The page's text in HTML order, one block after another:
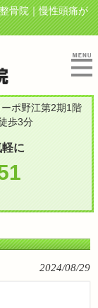
骨院｜慢性頭痛が
ポ野江第2期1階
歩3分
に
2024/08/29